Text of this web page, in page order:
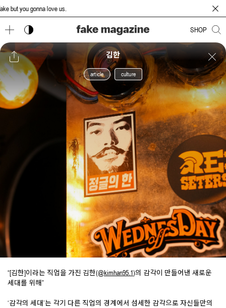
you gonna love us.
다크 모드 토글 SHOP
김한
article culture
“[김한]이라는 직업을 가진 김한(@kimhan95.1)의 감각이 만들어낸 새로운
세대를 위해”
‘감각의 세대’는 각기 다른 직업의 경계에서 섬세한 감각으로 자신들만의